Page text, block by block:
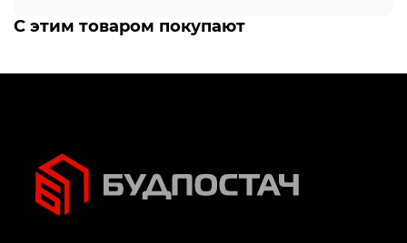
С этим товаром покупают